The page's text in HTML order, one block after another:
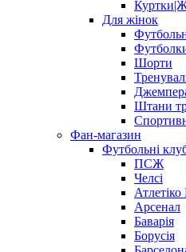
Для жінок
Шорти
Штани
Фан-магазин
Футбольні
ПСЖ
Челсі
Арсенал
Баварія
Борусія